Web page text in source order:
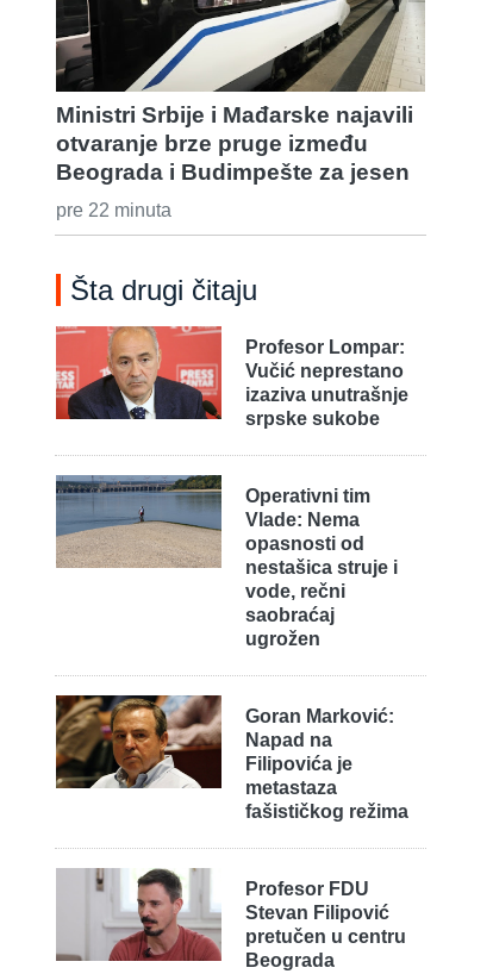
Ministri Srbije i Mađarske najavili
otvaranje brze pruge između
Beograda i Budimpešte za jesen
pre 22 minuta
Šta drugi čitaju
Profesor Lompar:
Vučić neprestano
izaziva unutrašnje
srpske sukobe
Operativni tim
Vlade: Nema
opasnosti od
nestašica struje i
vode, rečni
saobraćaj
ugrožen
Goran Marković:
Napad na
Filipovića je
metastaza
fašističkog režima
Profesor FDU
Stevan Filipović
pretučen u centru
Beograda